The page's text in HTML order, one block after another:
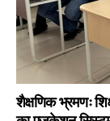
शैक्षणिक भ्रमणः